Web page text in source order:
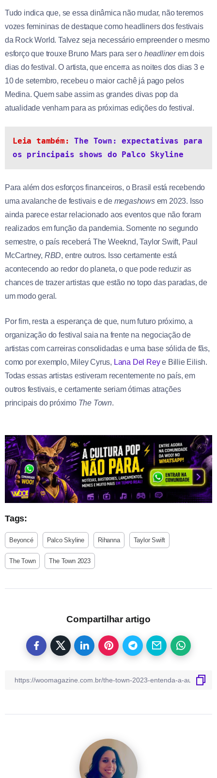
Tudo indica que, se essa dinâmica não mudar, não teremos
vozes femininas de destaque como headliners dos festivais
da Rock World. Talvez seja necessário empreender o mesmo
esforço que trouxe Bruno Mars para ser o headlinerem dois
dias do festival. O artista, que encerra as noites dos dias 3 e
10 de setembro, recebeu o maior cachê já pago pelos
Medina. Quem sabe assim as grandes divas pop da
atualidade venham para as próximas edições do festival.
Leia também: The Town: expectativas para
os principais shows do Palco Skyline
Para além dos esforços financeiros, o Brasil está recebendo
uma avalanche de festivais e de megashows em 2023. Isso
ainda parece estar relacionado aos eventos que não foram
realizados em função da pandemia. Somente no segundo
semestre, o país receberá The Weeknd, Taylor Swift, Paul
McCartney, RBD, entre outros. Isso certamente está
acontecendo ao redor do planeta, o que pode reduzir as
chances de trazer artistas que estão no topo das paradas, de
um modo geral.
Por fim, resta a esperança de que, num futuro próximo, a
organização do festival saia na frente na negociação de
artistas com carreiras consolidadas e uma base sólida de fãs,
como por exemplo, Miley Cyrus, Lana Del Reye Billie Eilish.
Todas essas artistas estiveram recentemente no país, em
outros festivais, e certamente seriam ótimas atrações
principais do próximo The Town.
Tags:
Beyoncé Palco Skyline Rihanna Taylor Swift
The Town The Town 2023
Compartilhar artigo